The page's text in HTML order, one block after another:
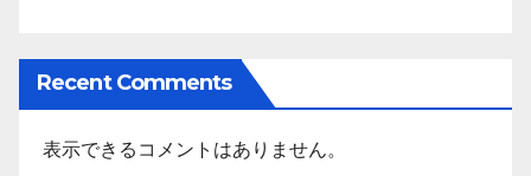
Recent Comments
表示できるコメントはありません。